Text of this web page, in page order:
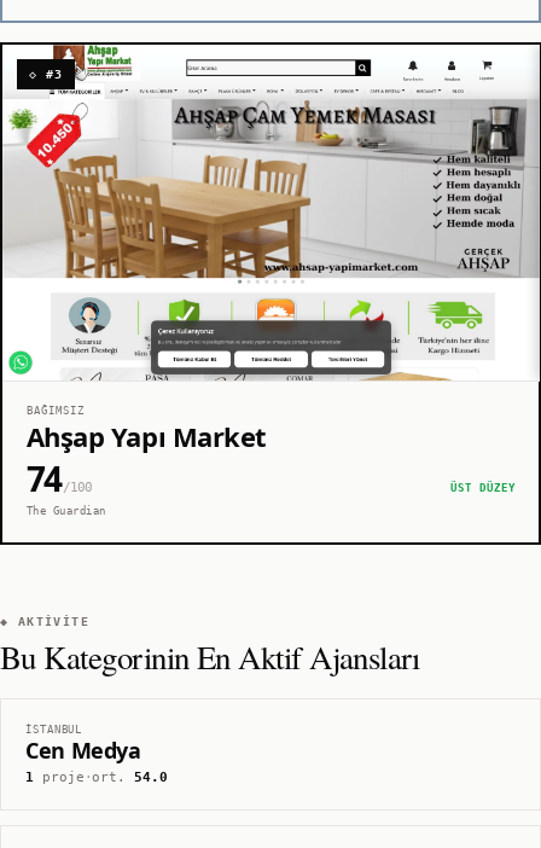
◇ #3
BAĞIMSIZ
Ahşap Yapı Market
74/100
ÜST DÜZEY
The Guardian
◆ AKTIVITE
Bu Kategorinin En Aktif Ajansları
İSTANBUL
Cen Medya
1proje ·ort.54.0